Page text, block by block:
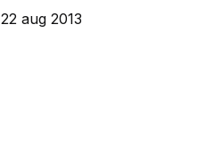
22 aug 2013